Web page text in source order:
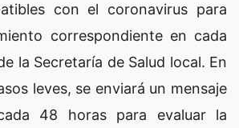
con el coronavirus para
correspondiente en cada
la Secretaría de Salud local. En
leves, se enviará un mensaje
48 horas para evaluar la